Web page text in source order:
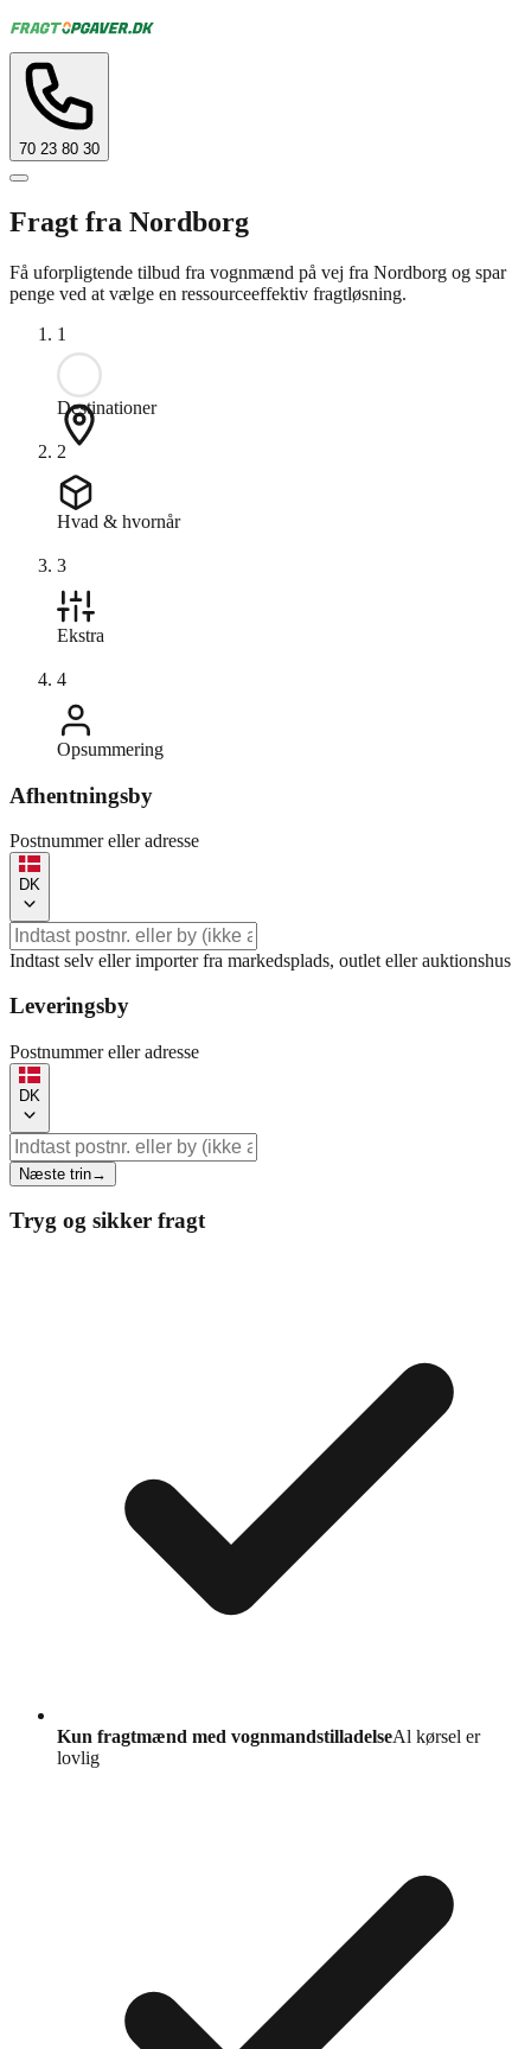
70 23 80 30
Fragt fra Nordborg
Få uforpligtende tilbud fra vognmænd på vej fra Nordborg og spar
penge ved at vælge en ressourceeffektiv fragtløsning.
1
Destinationer
2
Hvad & hvornår
3
Ekstra
4
Opsummering
Afhentningsby
Postnummer eller adresse
DK
Indtast selv eller importer fra markedsplads, outlet eller auktionshus
Leveringsby
Postnummer eller adresse
DK
Næste trin→
Tryg og sikker fragt
Kun fragtmænd med vognmandstilladelseAl kørsel er
lovlig